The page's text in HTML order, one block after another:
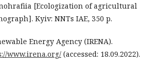
[Ecologization of agricultural
Kyiv: NNTs IAE, 350 p.
Energy Agency (IRENA).
www.irena.org/ (accessed: 18.09.2022).